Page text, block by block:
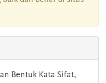
Bentuk Kata Sifat,